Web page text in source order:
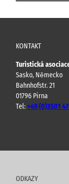
KONTAKT
Turistická
Sasko, Německo
Bahnhofstr. 21
01796 Pirna
Tel:+49 (0)3501
u
c
s
o
ODKAZY